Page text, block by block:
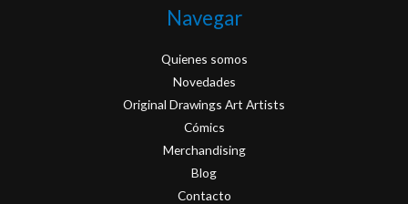
Navegar
Quienes somos
Novedades
Original Drawings Art Artists
Cómics
Merchandising
Blog
Contacto